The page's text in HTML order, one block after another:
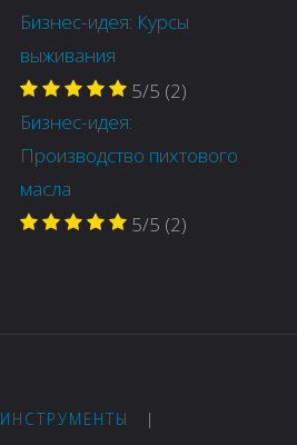
Бизнес-идея: Курсы
выживания
5/5 (2)
Бизнес-идея:
Производство пихтового
масла
5/5 (2)
|